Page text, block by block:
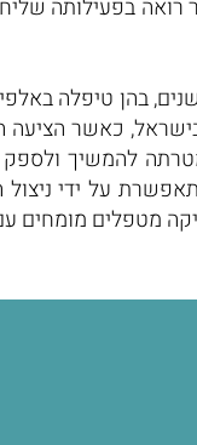
רואה בפעילותה
כאשר הציעה
להמשיך ולספק
על ידי
מומחים עם ניסיון של